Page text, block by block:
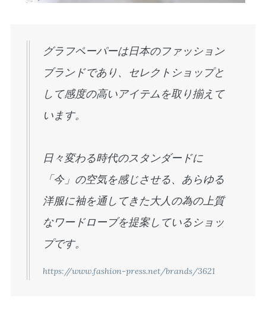
グラフペーパーは日本のファッション
ブランドであり、セレクトショップと
して感度の高いアイテムを取り揃えて
います。
日々変わる時代のスタンダードに
「今」の空気を感じさせる、あらゆる
洋服に袖を通してきた大人の為の上質
なワードローブを提案しているショッ
プです。
https://www.fashion-press.net/brands/3621